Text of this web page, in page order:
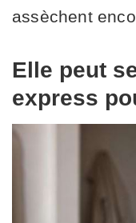
assèchent
Elle peut
express